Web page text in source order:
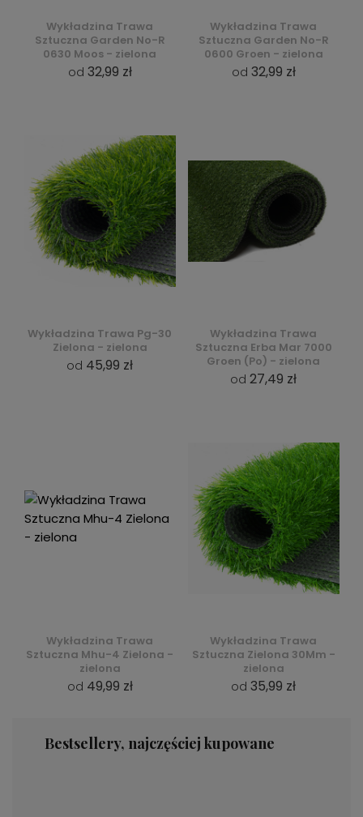
Wykładzina Trawa
Sztuczna Garden No-R
0630 Moos - zielona
od 32,99 zł
Wykładzina Trawa
Sztuczna Garden No-R
0600 Groen - zielona
od 32,99 zł
Wykładzina Trawa Pg-30
Zielona - zielona
od 45,99 zł
Wykładzina Trawa
Sztuczna Erba Mar 7000
Groen (Po) - zielona
od 27,49 zł
Wykładzina Trawa
Sztuczna Mhu-4 Zielona -
zielona
od 49,99 zł
Wykładzina Trawa
Sztuczna Zielona 30Mm -
zielona
od 35,99 zł
Bestsellery, najczęściej kupowane